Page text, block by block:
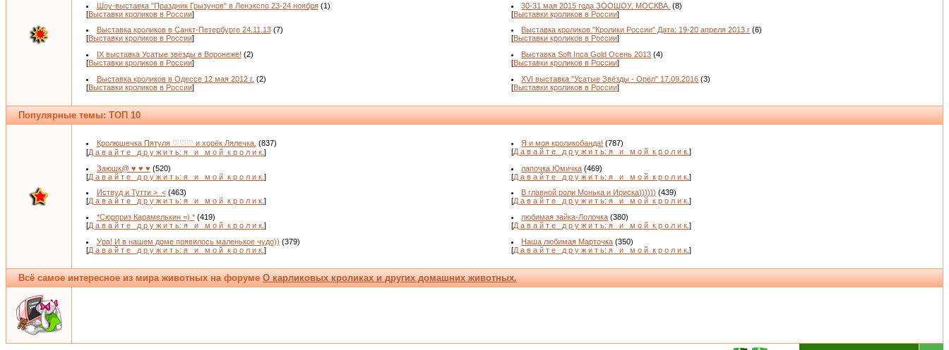
Шоу-выставка "Праздник Грызунов" в Ленэкспо 23-24 ноября (1)
[Выставки кроликов в России]
30-31 мая 2015 года ЗООШОУ. МОСКВА. (8)
[Выставки кроликов в России]
Выставка кроликов в Санкт-Петербурге 24.11.13 (7)
[Выставки кроликов в России]
Выставка кроликов "Кролики России" Дата: 19-20 апреля 2013 г (6)
[Выставки кроликов в России]
IX выставка Усатые звёзды в Воронеже! (2)
[Выставки кроликов в России]
Выставка Soft Inca Gold Осень 2013 (4)
[Выставки кроликов в России]
Выставка кроликов в Одессе 12 мая 2012 г. (2)
[Выставки кроликов в России]
XVI выставка "Усатые Звёзды - Орёл" 17.09.2016 (3)
[Выставки кроликов в России]
Популярные темы: ТОП 10
Кролюшечка Пятуля ♡♡♡ и хорёк Лялечка. (837)
[Д а в а й т е _д р у ж и т ь: я _и_ м о й_к р о л и к. ]
Я и моя кроликобанда! (787)
[Д а в а й т е _д р у ж и т ь: я _и_ м о й_к р о л и к. ]
Заюшк@ ♥ ♥ ♥ (520)
[Д а в а й т е _д р у ж и т ь: я _и_ м о й_к р о л и к. ]
лапочка Юмичка (469)
[Д а в а й т е _д р у ж и т ь: я _и_ м о й_к р о л и к. ]
Иствуд и Тутти >_< (463)
[Д а в а й т е _д р у ж и т ь: я _и_ м о й_к р о л и к. ]
В главной роли Монька и Ириска)))))) (439)
[Д а в а й т е _д р у ж и т ь: я _и_ м о й_к р о л и к. ]
*Сюрприз Карамелькин =) * (419)
[Д а в а й т е _д р у ж и т ь: я _и_ м о й_к р о л и к. ]
любимая зайка-Лолочка (380)
[Д а в а й т е _д р у ж и т ь: я _и_ м о й_к р о л и к. ]
Ура! И в нашем доме появилось маленькое чудо)) (379)
[Д а в а й т е _д р у ж и т ь: я _и_ м о й_к р о л и к. ]
Наша любимая Марточка (350)
[Д а в а й т е _д р у ж и т ь: я _и_ м о й_к р о л и к. ]
Всё самое интересное из мира животных на форумеО карликовых кроликах и других домашних животных.